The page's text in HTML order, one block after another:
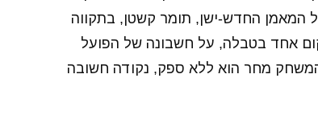
החדש-ישן, תומר קשטן, בתקווה
אחד בטבלה, על חשבונה של הפועל
והמשחק מחר הוא ללא ספק, נקודה חשובה